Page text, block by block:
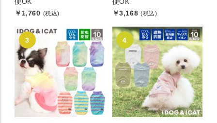
便OK
￥1,760 (税込)
便OK
￥3,168 (税込)